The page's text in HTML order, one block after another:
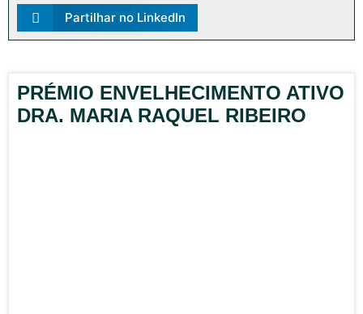
Partilhar no LinkedIn
PRÉMIO ENVELHECIMENTO ATIVO
DRA. MARIA RAQUEL RIBEIRO